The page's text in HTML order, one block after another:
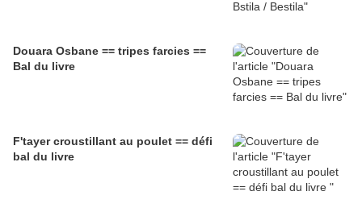
Douara Osbane == tripes farcies ==
Bal du livre
F'tayer croustillant au poulet == défi
bal du livre